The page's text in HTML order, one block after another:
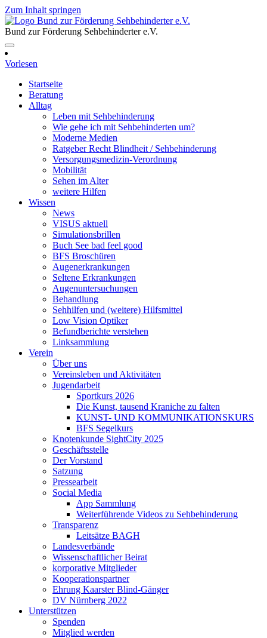
Zum Inhalt springen
Bund zur Förderung Sehbehinderter e.V.
Vorlesen
Startseite
Beratung
Alltag
Leben mit Sehbehinderung
Wie gehe ich mit Sehbehinderten um?
Moderne Medien
Ratgeber Recht Blindheit / Sehbehinderung
Versorgungsmedizin-Verordnung
Mobilität
Sehen im Alter
weitere Hilfen
Wissen
News
VISUS aktuell
Simulationsbrillen
Buch See bad feel good
BFS Broschüren
Augenerkrankungen
Seltene Erkrankungen
Augenuntersuchungen
Behandlung
Sehhilfen und (weitere) Hilfsmittel
Low Vision Optiker
Befundberichte verstehen
Linksammlung
Verein
Über uns
Vereinsleben und Aktivitäten
Jugendarbeit
Sportkurs 2026
Die Kunst, tausend Kraniche zu falten
KUNST- UND KOMMUNIKATIONSKURS
BFS Segelkurs
Knotenkunde SightCity 2025
Geschäftsstelle
Der Vorstand
Satzung
Pressearbeit
Social Media
App Sammlung
Weiterführende Videos zu Sehbehinderung
Transparenz
Leitsätze BAGH
Landesverbände
Wissenschaftlicher Beirat
korporative Mitglieder
Kooperationspartner
Ehrung Kaarster Blind-Gänger
DV Nürnberg 2022
Unterstützen
Spenden
Mitglied werden